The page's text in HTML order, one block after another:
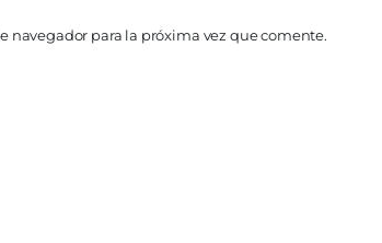
navegador para la próxima vez que comente.